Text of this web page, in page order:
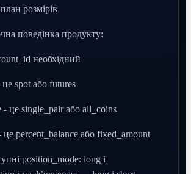
розмірів
поведінка продукту:
необхідний
spot або futures
- це single_pair або all_coins
percent_balance або fixed_amount
position_mode: long і